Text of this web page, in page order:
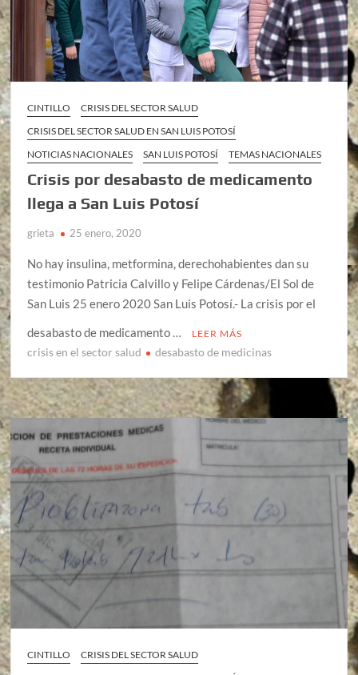
CINTILLO
CRISIS DEL SECTOR SALUD
CRISIS DEL SECTOR SALUD EN SAN LUIS POTOSÍ
NOTICIAS NACIONALES
SAN LUIS POTOSÍ TEMAS NACIONALES
Crisis por desabasto de medicamento
llega a San Luis Potosí
grieta 25 enero, 2020
No hay insulina, metformina, derechohabientes dan su
testimonio Patricia Calvillo y Felipe Cárdenas/El Sol de
San Luis 25 enero 2020 San Luis Potosí.- La crisis por el
desabasto de medicamento …
LEER MÁS
crisis en el sector salud desabasto de medicinas
CINTILLO
CRISIS DEL SECTOR SALUD